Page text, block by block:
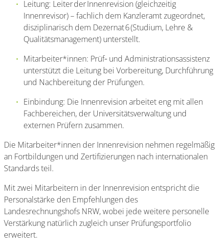
Leitung: Leiter der Innenrevision (gleichzeitig
Innenrevisor) – fachlich dem Kanzleramt zugeordnet,
disziplinarisch dem Dezernat 6 (Studium, Lehre &
Qualitätsmanagement) unterstellt.
Mitarbeiter*innen: Prüf‑ und Administrationsassistenz
unterstützt die Leitung bei Vorbereitung, Durchführung
und Nachbereitung der Prüfungen.
Einbindung: Die Innenrevision arbeitet eng mit allen
Fachbereichen, der Universitätsverwaltung und
externen Prüfern zusammen.
Die Mitarbeiter*innen der Innenrevision nehmen regelmäßig
an Fortbildungen und Zertifizierungen nach internationalen
Standards teil.
Mit zwei Mitarbeitern in der Innenrevision entspricht die
Personalstärke den Empfehlungen des
Landesrechnungshofs NRW, wobei jede weitere personelle
Verstärkung natürlich zugleich unser Prüfungsportfolio
erweitert.